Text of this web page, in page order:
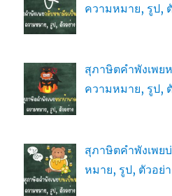
ความหมาย, รูป,
สุภาษิตคำพังเพย
ความหมาย, รูป,
สุภาษิตคำพังเพย
หมาย, รูป, ตัวอย่า